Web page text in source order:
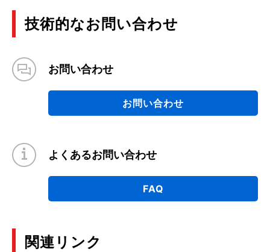
技術的なお問い合わせ
お問い合わせ
お問い合わせ
よくあるお問い合わせ
FAQ
関連リンク